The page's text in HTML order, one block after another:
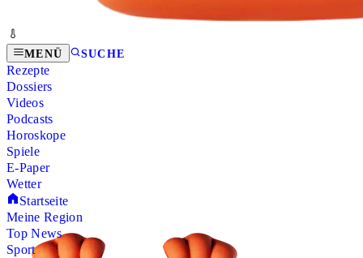
MENÜ SUCHE
Rezepte
Dossiers
Videos
Podcasts
Horoskope
Spiele
E-Paper
Wetter
Startseite
Meine Region
Top News
Sport